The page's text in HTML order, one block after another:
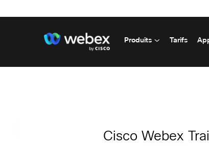
Produits Tarifs
Cisco Webex